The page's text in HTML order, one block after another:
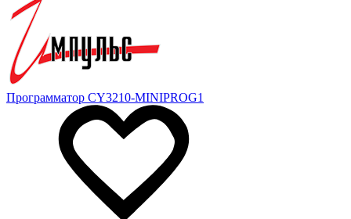
Программатор CY3210-MINIPROG1